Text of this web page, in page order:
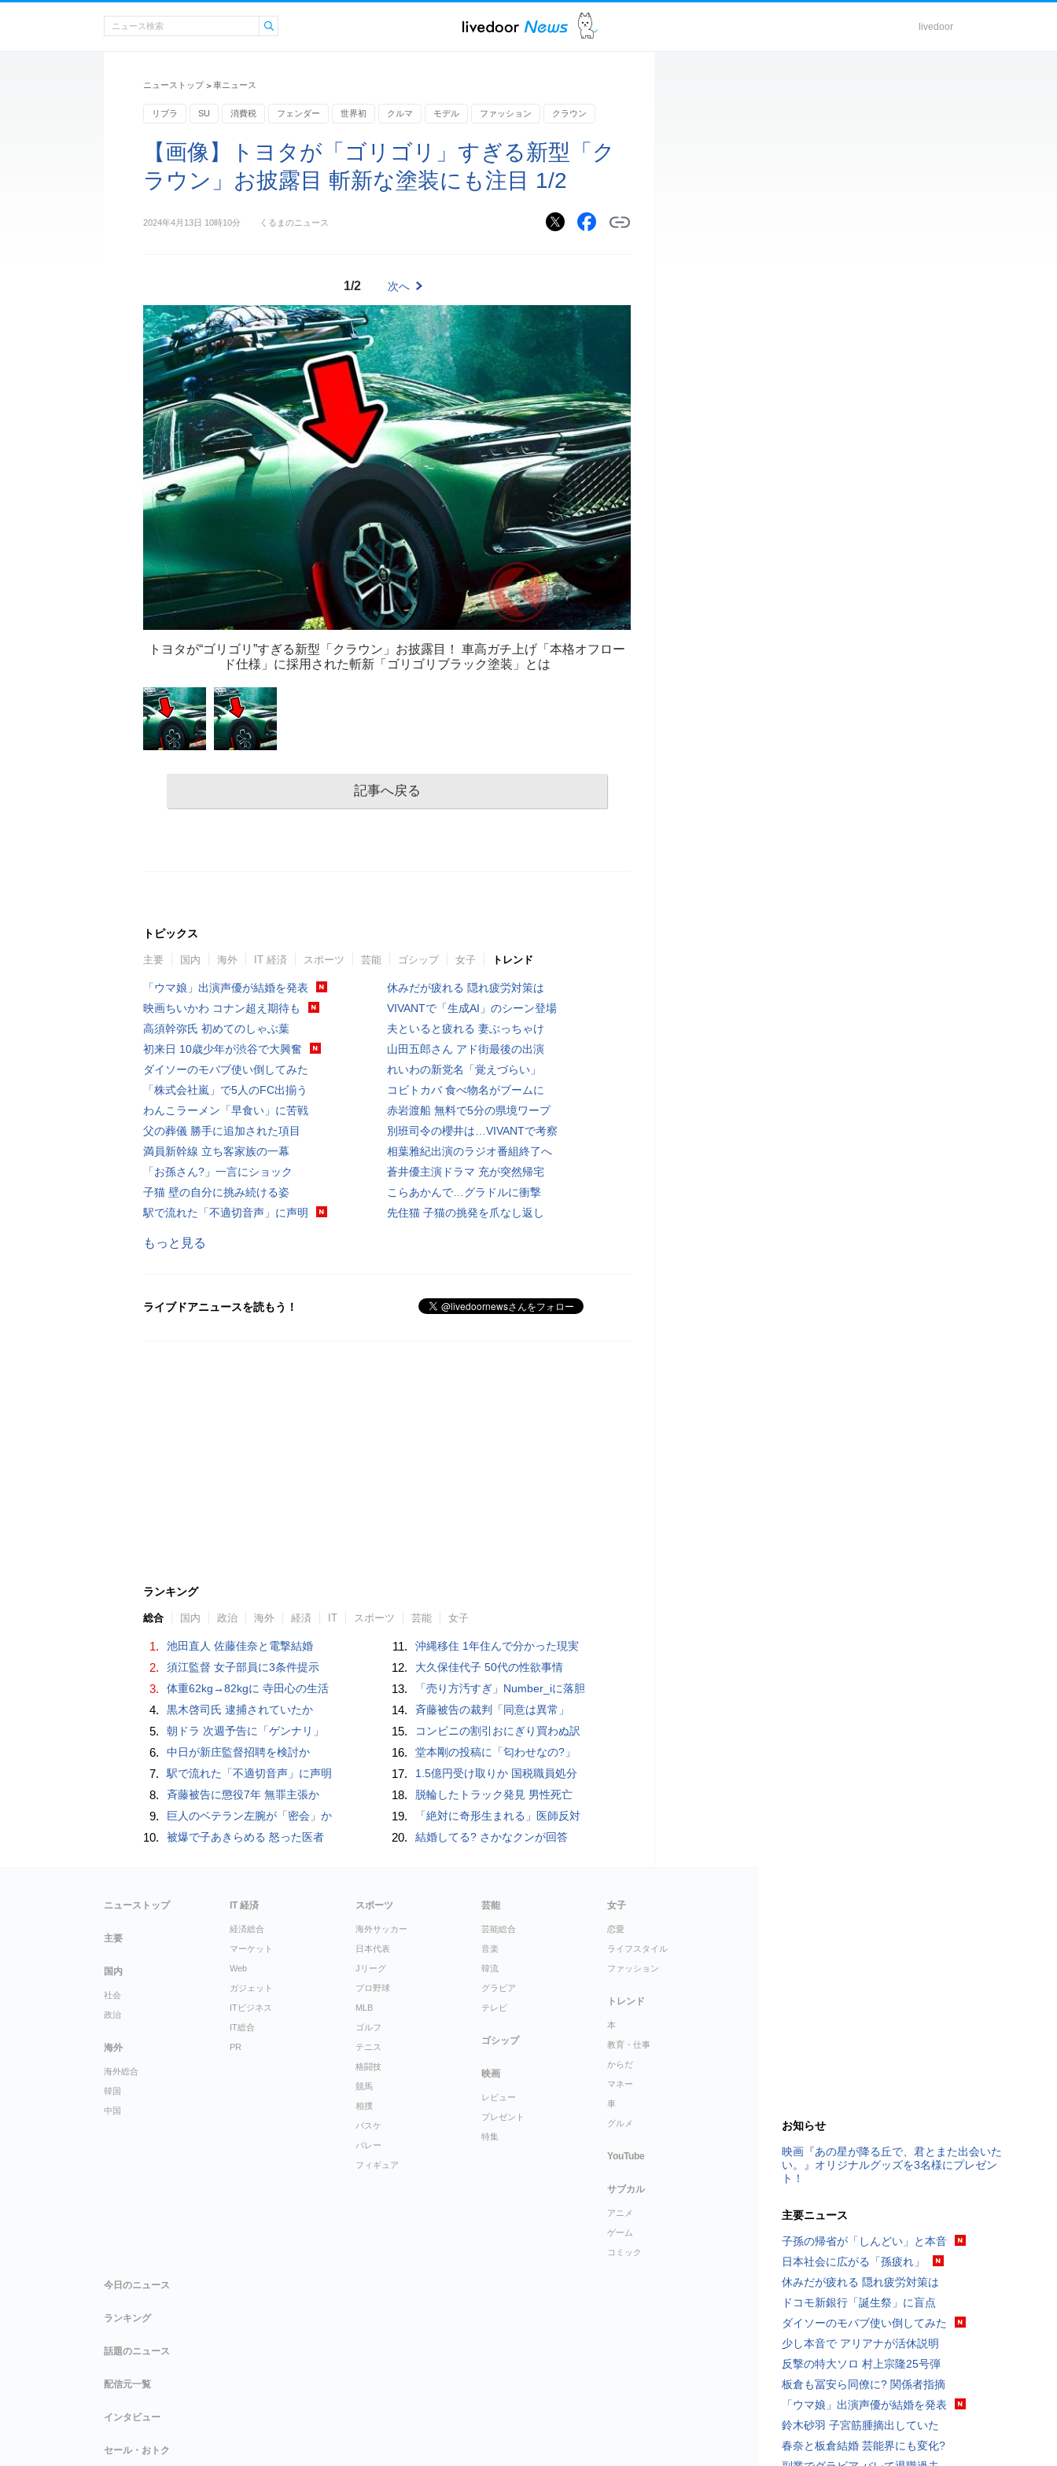
livedoor
ニューストップ > 車ニュース
リブラ SU 消費税 フェンダー 世界初 クルマ モデル ファッション クラウン
【画像】トヨタが「ゴリゴリ」すぎる新型「ク
ラウン」お披露目 斬新な塗装にも注目 1/2
2024年4月13日 10時10分 くるまのニュース
1/2 次へ
トヨタが“ゴリゴリ”すぎる新型「クラウン」お披露目！ 車高ガチ上げ「本格オフロー
ド仕様」に採用された斬新「ゴリゴリブラック塗装」とは
記事へ戻る
トピックス
主要 国内 海外 IT 経済 スポーツ 芸能 ゴシップ 女子 トレンド
「ウマ娘」出演声優が結婚を発表
映画ちいかわ コナン超え期待も
高須幹弥氏 初めてのしゃぶ葉
初来日 10歳少年が渋谷で大興奮
ダイソーのモバブ使い倒してみた
「株式会社嵐」で5人のFC出揃う
わんこラーメン「早食い」に苦戦
父の葬儀 勝手に追加された項目
満員新幹線 立ち客家族の一幕
「お孫さん?」一言にショック
子猫 壁の自分に挑み続ける姿
駅で流れた「不適切音声」に声明
休みだが疲れる 隠れ疲労対策は
VIVANTで「生成AI」のシーン登場
夫といると疲れる 妻ぶっちゃけ
山田五郎さん アド街最後の出演
れいわの新党名「覚えづらい」
コビトカバ 食べ物名がブームに
赤岩渡船 無料で5分の県境ワープ
別班司令の櫻井は…VIVANTで考察
相葉雅紀出演のラジオ番組終了へ
蒼井優主演ドラマ 充が突然帰宅
こらあかんで…グラドルに衝撃
先住猫 子猫の挑発を爪なし返し
もっと見る
ライブドアニュースを読もう！
ランキング
総合 国内 政治 海外 経済 IT スポーツ 芸能 女子
1. 池田直人 佐藤佳奈と電撃結婚
2. 須江監督 女子部員に3条件提示
3. 体重62kg→82kgに 寺田心の生活
4. 黒木啓司氏 逮捕されていたか
5. 朝ドラ 次週予告に「ゲンナリ」
6. 中日が新庄監督招聘を検討か
7. 駅で流れた「不適切音声」に声明
8. 斉藤被告に懲役7年 無罪主張か
9. 巨人のベテラン左腕が「密会」か
10. 被爆で子あきらめる 怒った医者
11. 沖縄移住 1年住んで分かった現実
12. 大久保佳代子 50代の性欲事情
13. 「売り方汚すぎ」Number_iに落胆
14. 斉藤被告の裁判「同意は異常」
15. コンビニの割引おにぎり買わぬ訳
16. 堂本剛の投稿に「匂わせなの?」
17. 1.5億円受け取りか 国税職員処分
18. 脱輪したトラック発見 男性死亡
19. 「絶対に奇形生まれる」医師反対
20. 結婚してる? さかなクンが回答
お知らせ
映画『あの星が降る丘で、君とまた出会いた
い。』オリジナルグッズを3名様にプレゼン
ト！
主要ニュース
子孫の帰省が「しんどい」と本音
日本社会に広がる「孫疲れ」
休みだが疲れる 隠れ疲労対策は
ドコモ新銀行「誕生祭」に盲点
ダイソーのモバブ使い倒してみた
少し本音で アリアナが活休説明
反撃の特大ソロ 村上宗隆25号弾
板倉も冨安ら同僚に? 関係者指摘
「ウマ娘」出演声優が結婚を発表
鈴木砂羽 子宮筋腫摘出していた
春奈と板倉結婚 芸能界にも変化?
ニューストップ
主要
国内
社会
政治
海外
海外総合
韓国
中国
IT 経済
経済総合
マーケット
Web
ガジェット
ITビジネス
IT総合
PR
スポーツ
海外サッカー
日本代表
Jリーグ
プロ野球
MLB
ゴルフ
テニス
格闘技
競馬
相撲
バスケ
バレー
フィギュア
芸能
芸能総合
音楽
韓流
グラビア
テレビ
ゴシップ
映画
レビュー
プレゼント
特集
女子
恋愛
ライフスタイル
ファッション
トレンド
本
教育・仕事
からだ
マネー
車
グルメ
YouTube
サブカル
アニメ
ゲーム
コミック
今日のニュース
ランキング
話題のニュース
配信元一覧
インタビュー
セール・おトク